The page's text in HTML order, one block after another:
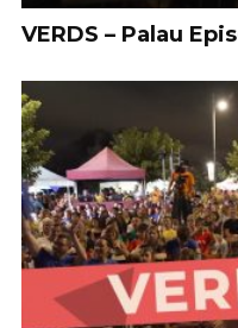
VERDS – Palau